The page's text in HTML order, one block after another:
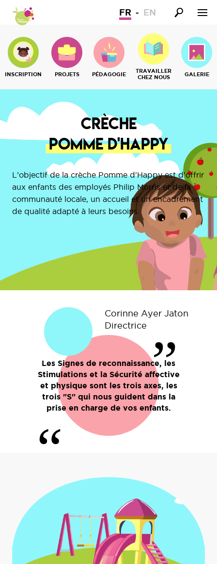
FR EN
INSCRIPTION PROJETS PÉDAGOGIE
TRAVAILLER
CHEZ NOUS
GALERIE
Crèche
Pomme d'Happy
L’objectif de la crèche Pomme d'Happy est d’offrir
aux enfants des employés Philip Morris et de la
communauté locale, un accueil et un encadrement
de qualité adapté à leurs besoins.
Corinne Ayer Jaton
Directrice
”
“
Les Signes de reconnaissance, les
Stimulations et la Sécurité affective
et physique sont les trois axes, les
trois "S" qui nous guident dans la
prise en charge de vos enfants.